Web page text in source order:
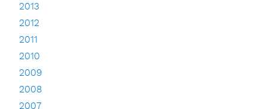
2013
2012
2011
2010
2009
2008
2007